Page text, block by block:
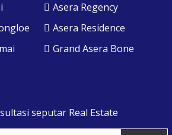
Asera Regency
Asera Residence
Grand Asera Bone
seputar Real Estate